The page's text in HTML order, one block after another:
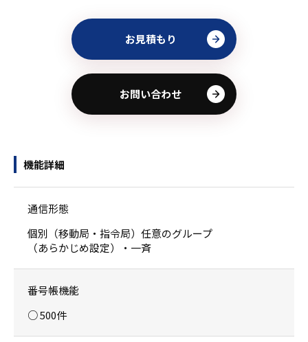
お見積もり
お問い合わせ
機能詳細
通信形態
個別（移動局・指令局）任意のグループ
（あらかじめ設定）・一斉
番号帳機能
○ 500件